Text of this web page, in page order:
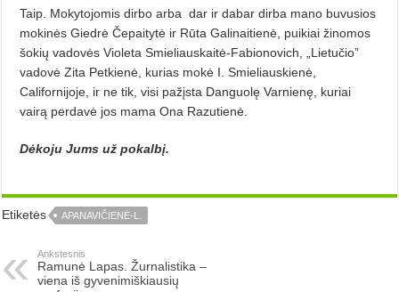
Taip. Mokytojomis dirbo arba dar ir dabar dirba mano buvusios
mokinės Giedrė Čepaitytė ir Rūta Galinaitienė, puikiai žinomos
šokių vadovės Violeta Smieliauskaitė-Fabionovich, „Lietučio”
vadovė Zita Petkienė, kurias mokė I. Smieliauskienė,
Californijoje, ir ne tik, visi pažįsta Danguolę Varnienę, kuriai
vairą perdavė jos mama Ona Razutienė.
Dėkoju Jums už pokalbį.
Etiketės APANAVIČIENĖ-L.
Ankstesnis
Ramunė Lapas. Žurnalistika –
viena iš gyvenimiškiausių